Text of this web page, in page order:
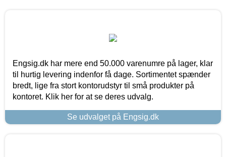
Engsig.dk har mere end 50.000 varenumre på lager, klar
til hurtig levering indenfor få dage. Sortimentet spænder
bredt, lige fra stort kontorudstyr til små produkter på
kontoret. Klik her for at se deres udvalg.
Se udvalget på Engsig.dk